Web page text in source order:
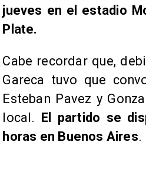
jueves en el estadio
Plate.
Cabe recordar que,
Gareca tuvo que
Esteban Pavez y
local.
El partido se
horas en Buenos Aires.